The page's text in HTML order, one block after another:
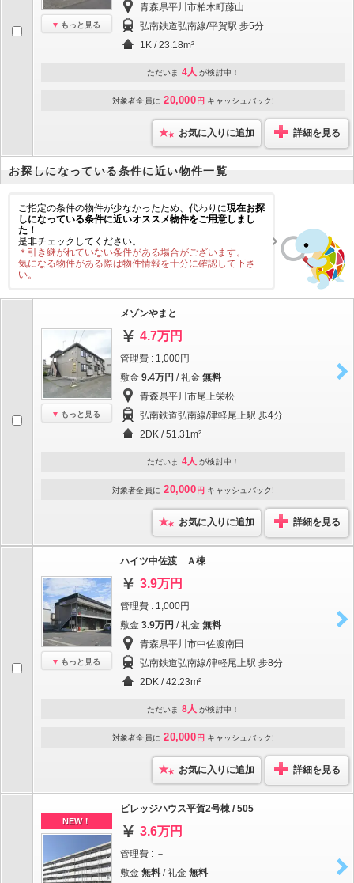
もっと見る
青森県平川市柏木町藤山
弘南鉄道弘南線/平賀駅 歩5分
1K / 23.18m²
ただいま 4人 が検討中！
対象者全員に 20,000 円 キャッシュバック!
お気に入りに追加 詳細を見る
お探しになっている条件に近い物件一覧
ご指定の条件の物件が少なかったため、代わりに現在お探
しになっている条件に近いオススメ物件をご用意しまし
た！
是非チェックしてください。
＊引き継がれていない条件がある場合がございます。
気になる物件がある際は物件情報を十分に確認して下さ
い。
もっと見る
メゾンやまと
4.7万円
管理費 : 1,000円
敷金 9.4万円 / 礼金 無料
青森県平川市尾上栄松
弘南鉄道弘南線/津軽尾上駅 歩4分
2DK / 51.31m²
ただいま 4人 が検討中！
対象者全員に 20,000 円 キャッシュバック!
お気に入りに追加 詳細を見る
もっと見る
ハイツ中佐渡 Ａ棟
3.9万円
管理費 : 1,000円
敷金 3.9万円 / 礼金 無料
青森県平川市中佐渡南田
弘南鉄道弘南線/津軽尾上駅 歩8分
2DK / 42.23m²
ただいま 8人 が検討中！
対象者全員に 20,000 円 キャッシュバック!
お気に入りに追加 詳細を見る
NEW！
ビレッジハウス平賀2号棟 / 505
3.6万円
管理費 : －
敷金 無料 / 礼金 無料